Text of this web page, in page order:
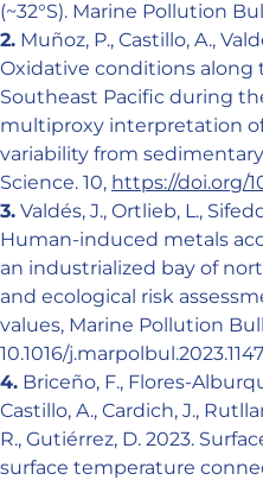
(~32°S). Marine Pollution
2. Muñoz, P., Castillo, A.,
Oxidative conditions
Southeast Pacific during
multiproxy interpretation
variability from
Science. 10, https://doi.org/
3. Valdés, J., Ortlieb, L.,
Human-induced metals
an industrialized bay of
and ecological risk
values, Marine Pollution
10.1016/
4. Briceño, F., Flores-
Castillo, A., Cardich, J.,
R., Gutiérrez, D. 2023.
surface temperature